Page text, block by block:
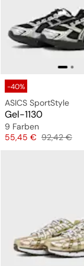
-40%
ASICS SportStyle
Gel-1130
9 Farben
Preis
55,45 € Originalpreis
92,42 €